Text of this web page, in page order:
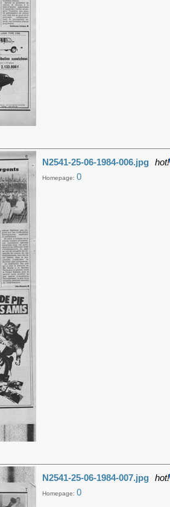
N2541-25-06-1984-006.jpg hot!
Homepage: 0
N2541-25-06-1984-007.jpg hot!
Homepage: 0